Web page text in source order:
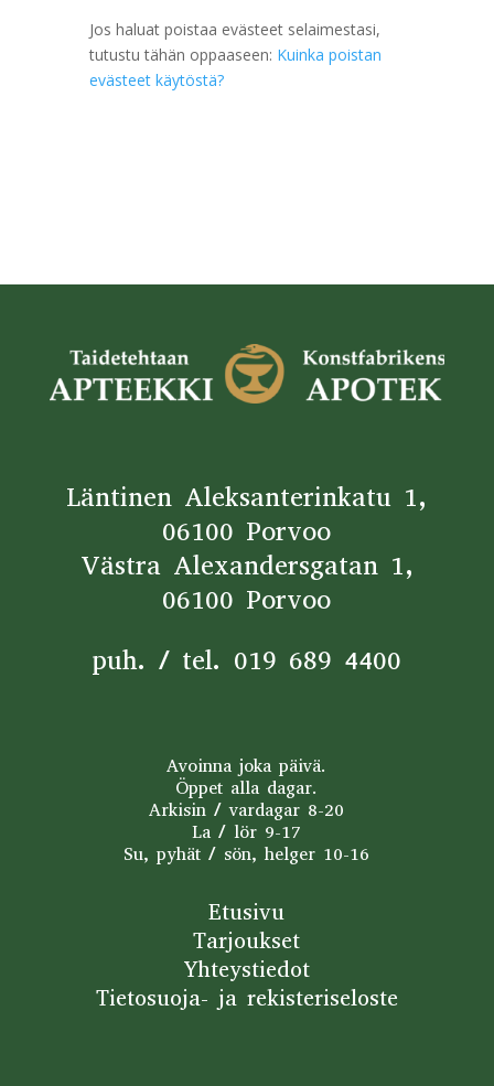
Jos haluat poistaa evästeet selaimestasi,
tutustu tähän oppaaseen: Kuinka poistan
evästeet käytöstä?
Läntinen Aleksanterinkatu 1,
06100 Porvoo
Västra Alexandersgatan 1,
06100 Porvoo
puh. / tel. 019 689 4400
Avoinna joka päivä.
Öppet alla dagar.
Arkisin / vardagar 8-20
La / lör 9-17
Su, pyhät / sön, helger 10-16
Etusivu
Tarjoukset
Yhteystiedot
Tietosuoja- ja rekisteriseloste